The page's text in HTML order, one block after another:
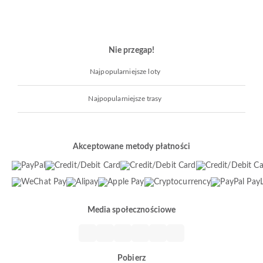
Nie przegap!
Najpopularniejsze loty
Najpopularniejsze trasy
Akceptowane metody płatności
Media społecznościowe
Pobierz